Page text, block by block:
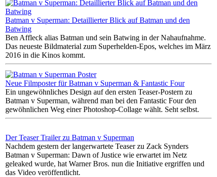
Batman v Superman: Detaillierter Blick auf Batman und den
Batwing
Ben Affleck alias Batman und sein Batwing in der Nahaufnahme.
Das neueste Bildmaterial zum Superhelden-Epos, welches im März
2016 in die Kinos kommt.
Neue Filmposter für Batman v Superman & Fantastic Four
Ein ungewöhnliches Design auf den ersten Teaser-Postern zu
Batman v Superman, während man bei den Fantastic Four den
gewöhnlichen Weg einer Photoshop-Collage wählt. Seht selbst.
Der Teaser Trailer zu Batman v Superman
Nachdem gestern der langerwartete Teaser zu Zack Synders
Batman v Superman: Dawn of Justice wie erwartet im Netz
geleaked wurde, hat Warner Bros. nun die Initiative ergriffen und
das Video veröffentlicht.